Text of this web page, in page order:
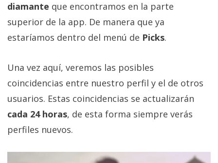
El Grupo
Informático
(CC) 2006-
2026.Algunos
diamante que encontramos en la parte
superior de la app. De manera que ya
estaríamos dentro del menú de Picks.
Una vez aquí, veremos las posibles
coincidencias entre nuestro perfil y el de otros
usuarios. Estas coincidencias se actualizarán
cada 24 horas, de esta forma siempre verás
perfiles nuevos.